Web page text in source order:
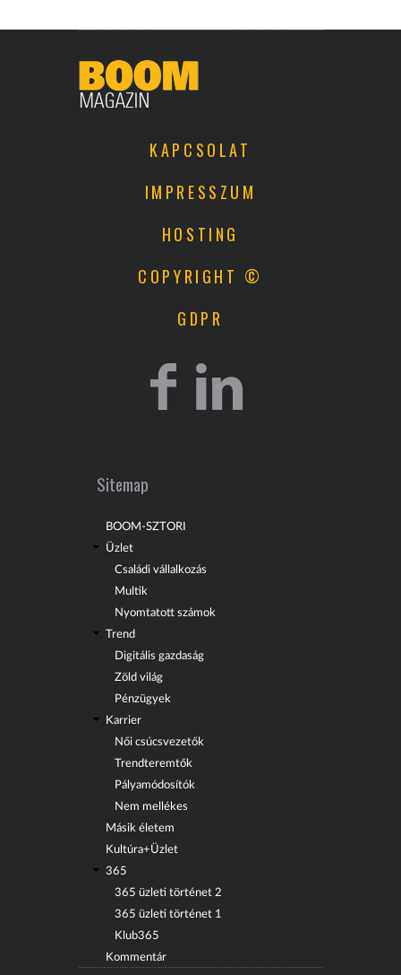
KAPCSOLAT
IMPRESSZUM
HOSTING
COPYRIGHT ©
GDPR
Sitemap
BOOM-SZTORI
Üzlet
Családi vállalkozás
Multik
Nyomtatott számok
Trend
Digitális gazdaság
Zöld világ
Pénzügyek
Karrier
Női csúcsvezetők
Trendteremtők
Pályamódosítók
Nem mellékes
Másik életem
Kultúra+Üzlet
365
365 üzleti történet 2
365 üzleti történet 1
Klub365
Kommentár